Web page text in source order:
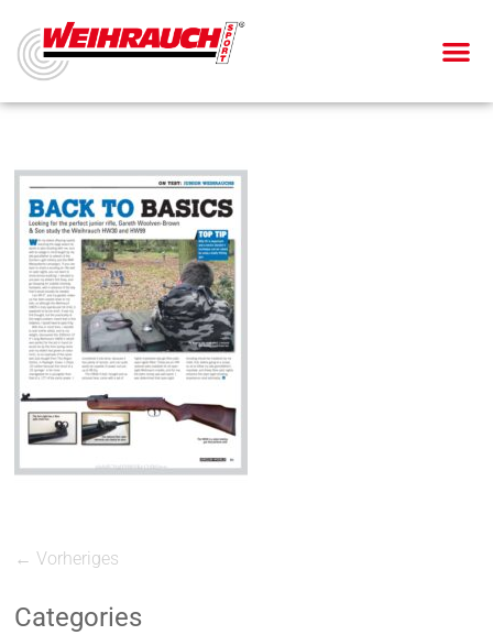
← Vorheriges
Categories